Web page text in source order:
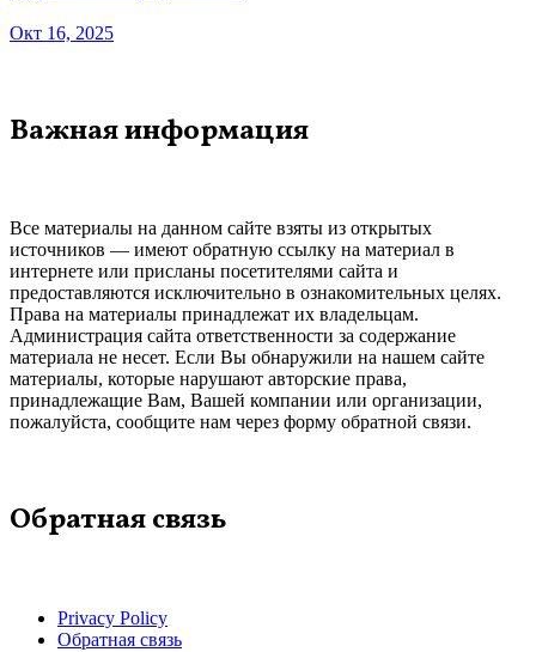
Окт 16, 2025
Важная информация
Все материалы на данном сайте взяты из открытых
источников — имеют обратную ссылку на материал в
интернете или присланы посетителями сайта и
предоставляются исключительно в ознакомительных целях.
Права на материалы принадлежат их владельцам.
Администрация сайта ответственности за содержание
материала не несет. Если Вы обнаружили на нашем сайте
материалы, которые нарушают авторские права,
принадлежащие Вам, Вашей компании или организации,
пожалуйста, сообщите нам через форму обратной связи.
Обратная связь
Privacy Policy
Обратная связь